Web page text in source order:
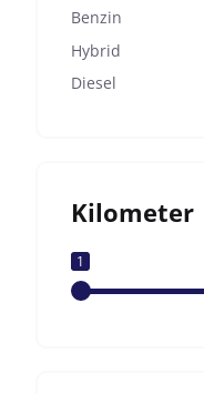
Benzin
Hybrid
Diesel
Kilometer
1